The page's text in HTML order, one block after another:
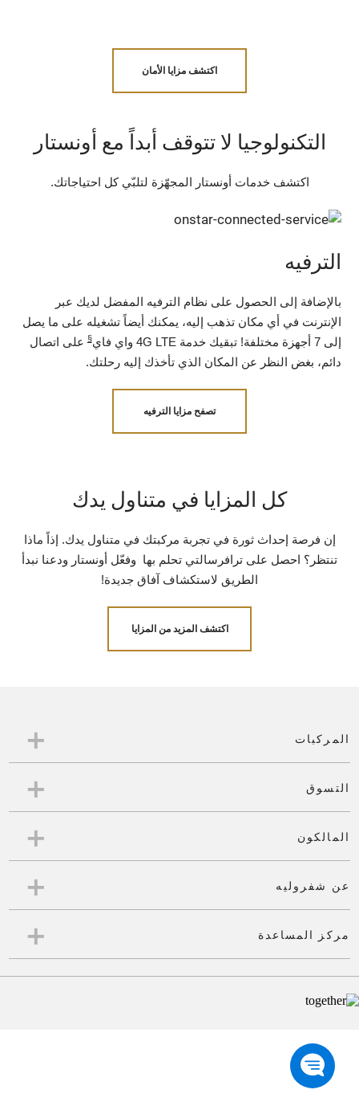
اكتشف مزايا الأمان
التكنولوجيا لا تتوقف أبداً مع أونستار
اكتشف خدمات أونستار المجهّزة لتلبّي كل احتياجاتك.
الترفيه
بالإضافة إلى الحصول على نظام الترفيه المفضل لديك عبر
الإنترنت في أي مكان تذهب إليه، يمكنك أيضاً تشغيله على ما يصل
إلى 7 أجهزة مختلفة! تبقيك خدمة 4G LTE واي فاي
على اتصال
دائم، بغض النظر عن المكان الذي تأخذك إليه رحلتك.
تصفح مزايا الترفيه
كل المزايا في متناول يدك
إن فرصة إحداث ثورة في تجربة مركبتك في متناول يدك. إذاً ماذا
تنتظر؟ احصل على ترافرسالتي تحلم بها وفعّل أونستار ودعنا نبدأ
الطريق لاستكشاف آفاق جديدة!
اكتشف المزيد من المزايا